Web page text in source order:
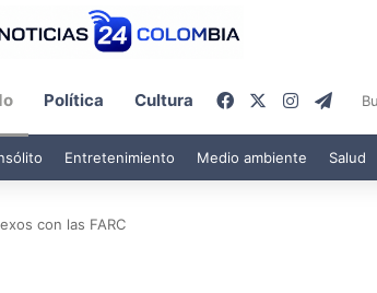
Política Cultura FacebookInstagram
Entretenimiento Medio ambiente Salud
con las FARC